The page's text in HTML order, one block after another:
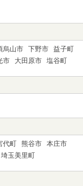
烏山市 下野市
益子町
市 大田原市 塩谷町
代町 熊谷市
本庄市
埼玉美里町